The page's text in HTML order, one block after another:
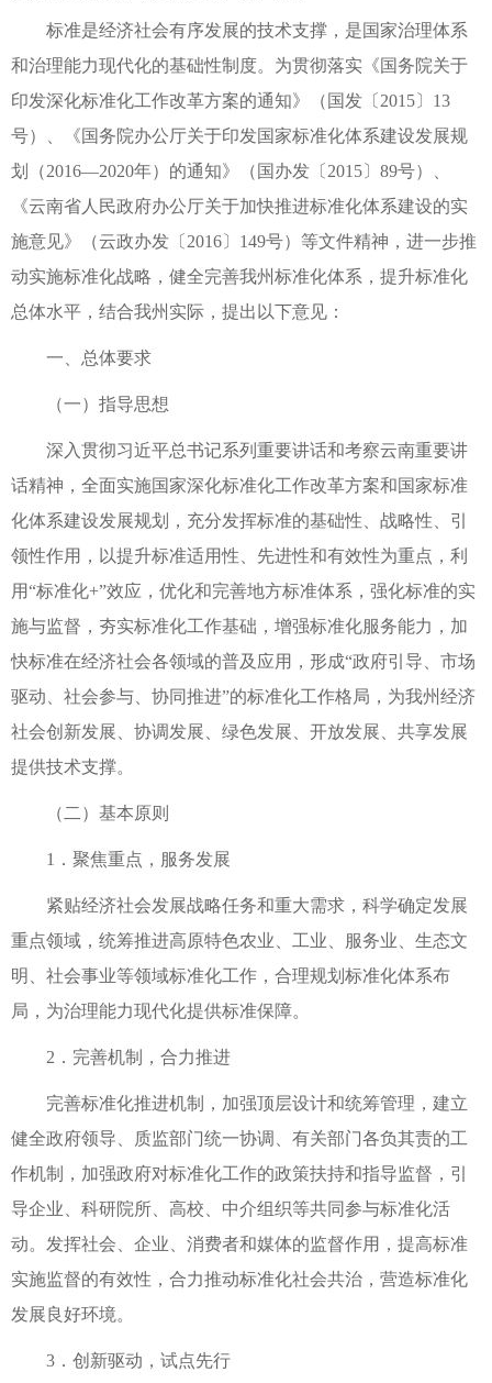
标准是经济社会有序发展的技术支撑，是国家治理体系
和治理能力现代化的基础性制度。为贯彻落实《国务院关于
印发深化标准化工作改革方案的通知》（国发〔2015〕13
号）、《国务院办公厅关于印发国家标准化体系建设发展规
划（2016—2020年）的通知》（国办发〔2015〕89号）、
《云南省人民政府办公厅关于加快推进标准化体系建设的实
施意见》（云政办发〔2016〕149号）等文件精神，进一步推
动实施标准化战略，健全完善我州标准化体系，提升标准化
总体水平，结合我州实际，提出以下意见：
一、总体要求
（一）指导思想
深入贯彻习近平总书记系列重要讲话和考察云南重要讲
话精神，全面实施国家深化标准化工作改革方案和国家标准
化体系建设发展规划，充分发挥标准的基础性、战略性、引
领性作用，以提升标准适用性、先进性和有效性为重点，利
用“标准化+”效应，优化和完善地方标准体系，强化标准的实
施与监督，夯实标准化工作基础，增强标准化服务能力，加
快标准在经济社会各领域的普及应用，形成“政府引导、市场
驱动、社会参与、协同推进”的标准化工作格局，为我州经济
社会创新发展、协调发展、绿色发展、开放发展、共享发展
提供技术支撑。
（二）基本原则
1．聚焦重点，服务发展
紧贴经济社会发展战略任务和重大需求，科学确定发展
重点领域，统筹推进高原特色农业、工业、服务业、生态文
明、社会事业等领域标准化工作，合理规划标准化体系布
局，为治理能力现代化提供标准保障。
2．完善机制，合力推进
完善标准化推进机制，加强顶层设计和统筹管理，建立
健全政府领导、质监部门统一协调、有关部门各负其责的工
作机制，加强政府对标准化工作的政策扶持和指导监督，引
导企业、科研院所、高校、中介组织等共同参与标准化活
动。发挥社会、企业、消费者和媒体的监督作用，提高标准
实施监督的有效性，合力推动标准化社会共治，营造标准化
发展良好环境。
3．创新驱动，试点先行